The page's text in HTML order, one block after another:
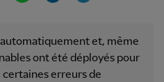
et, même
ont été déployés pour
erreurs de